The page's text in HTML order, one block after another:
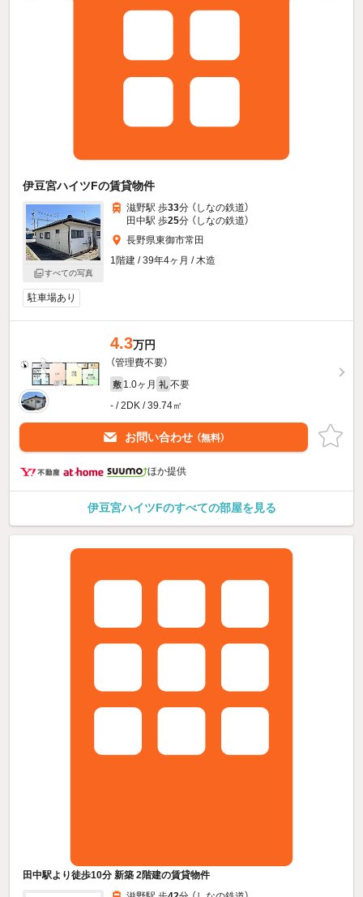
伊豆宮ハイツFの賃貸物件
すべての写真
滋野駅 歩33分 （しなの鉄道）
田中駅 歩25分 （しなの鉄道）
長野県東御市常田
1階建 / 39年4ヶ月 / 木造
駐車場あり
4.3万円
（管理費不要）
敷 1.0ヶ月 礼 不要
- / 2DK / 39.74㎡
お問い合わせ （無料）
ほか提供
伊豆宮ハイツFのすべての部屋を見る
田中駅より徒歩10分 新築 2階建の賃貸物件